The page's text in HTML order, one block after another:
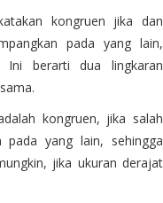
kongruen jika dan
pada yang lain,
Ini berarti dua lingkaran
kongruen, jika salah
yang lain, sehingga
jika ukuran derajat